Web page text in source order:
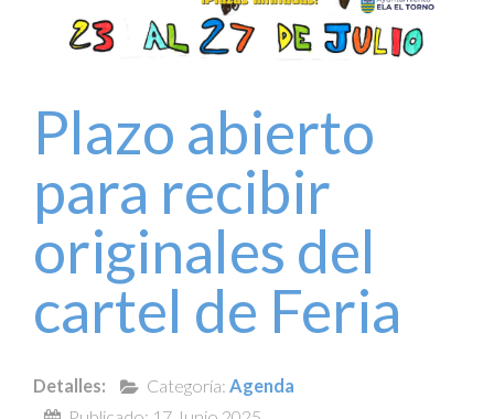
Plazo abierto
para recibir
originales del
cartel de Feria
Detalles: Categoría: Agenda